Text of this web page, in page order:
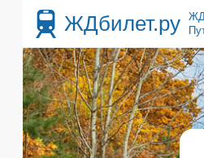
ЖДбилет.ру
ЖД